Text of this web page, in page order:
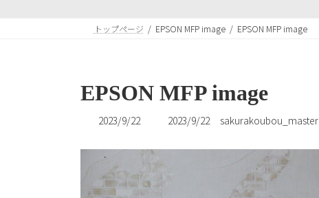
トップページ EPSON MFP image EPSON MFP image
EPSON MFP image
2023/9/22
最
更
2023/9/22 sakurakoubou_master